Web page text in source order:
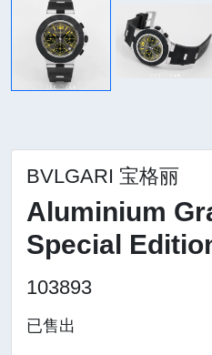
BVLGARI 宝格丽
Aluminium
Special
103893
已售出